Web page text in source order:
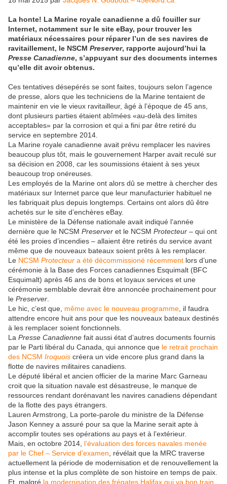
La honte! La Marine royale canadienne a dû fouiller sur
Internet, notamment sur le site eBay, pour trouver les
matériaux nécessaires pour réparer l’un de ses navires de
ravitaillement, le NSCM Preserver, rapporte aujourd’hui la
Presse Canadienne, s’appuyant sur des documents internes
qu’elle dit avoir obtenus.
Ces tentatives désepérés se sont faites, toujours selon l’agence
de presse, alors que les techniciens de la Marine tentaient de
maintenir en vie le vieux ravitailleur, âgé à l’époque de 45 ans,
dont plusieurs parties étaient abîmées «au-delà des limites
acceptables» par la corrosion et qui a fini par être retiré du
service en septembre 2014.
La Marine royale canadienne avait prévu remplacer les navires
beaucoup plus tôt, mais le gouvernement Harper avait reculé sur
sa décision en 2008, car les soumissions étaient à ses yeux
beaucoup trop onéreuses.
Les employés de la Marine ont alors dû se mettre à chercher des
matériaux sur Internet parce que leur manufacturier habituel ne
les fabriquait plus depuis longtemps. Certains ont alors dû être
achetés sur le site d’enchères eBay.
Le ministère de la Défense nationale avait indiqué l’année
dernière que le NCSM Preserver et le NCSM Protecteur – qui ont
été les proies d’incendies – allaient être retirés du service avant
même que de nouveaux bateaux soient prêts à les remplacer.
Le NCSM Protecteur a été décommissioné récemment lors d’une
cérémonie à la Base des Forces canadiennes Esquimalt (BFC
Esquimalt) après 46 ans de bons et loyaux services et une
cérémonie semblable devrait être annoncée prochainement pour
le Preserver
Le hic, c’est que, même avec le nouveau programme , il faudra
attendre encore huit ans pour que les nouveaux bateaux destinés
à les remplacer soient fonctionnels.
La Presse Canadienne fait aussi état d’autres documents fournis
par le Parti libéral du Canada, qui annonce que le retrait prochain
des NCSM Iroquois créera un vide encore plus grand dans la
flotte de navires militaires canadiens.
Le député libéral et ancien officier de la marine Marc Garneau
croit que la situation navale est désastreuse, le manque de
ressources rendant dorénavant les navires canadiens dépendant
de la flotte des pays étrangers.
Lauren Armstrong, La porte-parole du ministre de la Défense
Jason Kenney a assuré pour sa que la Marine serait apte à
accomplir toutes ses opérations au pays et à l’extérieur.
Mais, en octobre 2014, l’évaluation des forces navales menée
par le Chef – Service d’examen , révélait que la MRC traverse
actuellement la période de modernisation et de renouvellement la
plus intense et la plus complète de son histoire en temps de paix.
Et, malgré la modernisation des frégates Halifax qui va bon train